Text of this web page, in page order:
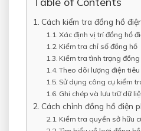
Cách kiểm tra đồng hồ
Xác định vị trí đồng hồ
Kiểm tra chỉ số đồng hồ
Kiểm tra tình trạng đồng
Theo dõi lượng điện
Sử dụng công cụ kiểm
Ghi chép và lưu trữ dữ
Cách chỉnh đồng hồ điện
Kiểm tra quyền sở hữu